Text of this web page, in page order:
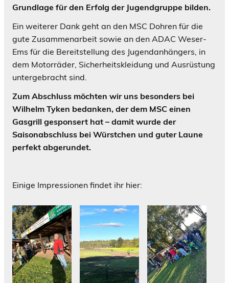
Grundlage für den Erfolg der Jugendgruppe bilden.
Ein weiterer Dank geht an den MSC Dohren für die
gute Zusammenarbeit sowie an den ADAC Weser-
Ems für die Bereitstellung des Jugendanhängers, in
dem Motorräder, Sicherheitskleidung und Ausrüstung
untergebracht sind.
Zum Abschluss möchten wir uns besonders bei
Wilhelm Tyken bedanken, der dem MSC einen
Gasgrill gesponsert hat – damit wurde der
Saisonabschluss bei Würstchen und guter Laune
perfekt abgerundet.
Einige Impressionen findet ihr hier: